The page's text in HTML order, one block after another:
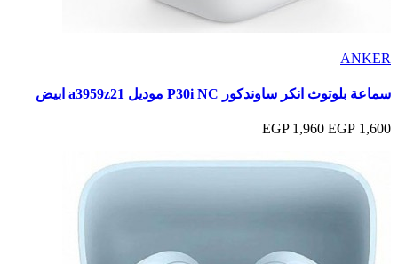
ANKER
سماعة بلوتوث انكر ساوندكور P30i NC موديل a3959z21 ابيض
1,600 EGP
1,960 EGP